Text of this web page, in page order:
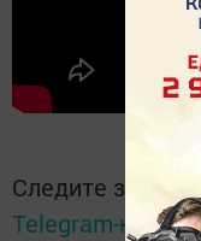
Следите за
Telegram-канале